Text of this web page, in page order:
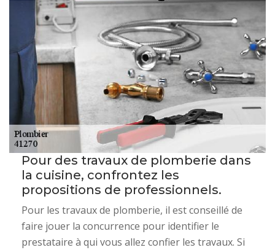
Pour des travaux de plomberie dans
la cuisine, confrontez les
propositions de professionnels.
Pour les travaux de plomberie, il est conseillé de
faire jouer la concurrence pour identifier le
prestataire à qui vous allez confier les travaux. Si